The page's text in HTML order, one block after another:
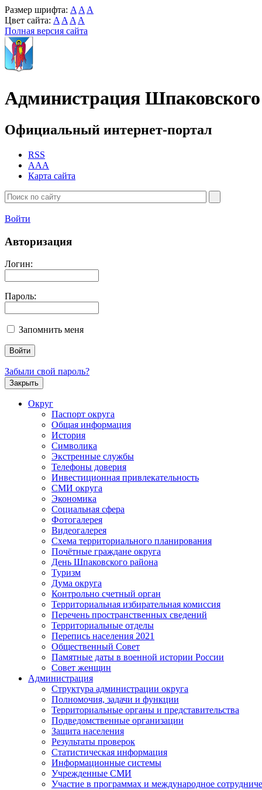
Размер шрифта: A A A
Цвет сайта: A A A A
Полная версия сайта
Администрация
Официальный интернет-портал
RSS
AAA
Карта сайта
Войти
Авторизация
Логин:
Пароль:
Запомнить меня
Забыли свой пароль?
Закрыть
Округ
Паспорт округа
Общая информация
История
Символика
Экстренные службы
Телефоны доверия
Инвестиционная привлекательность
СМИ округа
Экономика
Социальная сфера
Фотогалерея
Видеогалерея
Схема территориального планирования
Почётные граждане округа
День Шпаковского района
Туризм
Дума округа
Контрольно счетный орган
Территориальная избирательная комиссия
Перечень пространственных сведений
Территориальные отделы
Перепись населения 2021
Общественный Совет
Памятные даты в военной истории России
Совет женщин
Администрация
Структура администрации округа
Полномочия, задачи и функции
Территориальные органы и представительства
Подведомственные организации
Защита населения
Результаты проверок
Статистическая информация
Информационные системы
Учрежденные СМИ
Участие в программах и международное